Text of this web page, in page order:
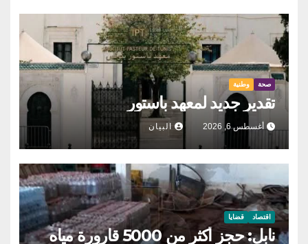
صحة وطنية
تقدير جديد لمعهد باستور
أغسطس 6, 2026 البيان
اقتصاد قضايا
نابل: حجز أكثر من 5000 قارورة مياه